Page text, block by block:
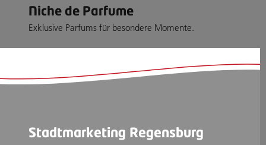
Niche de Parfume
Exklusive Parfums für besondere Momente.
Stadtmarketing Regensburg